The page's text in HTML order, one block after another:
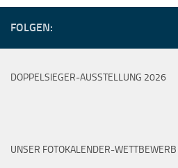
FOLGEN:
DOPPELSIEGER-AUSSTELLUNG 2026
UNSER FOTOKALENDER-